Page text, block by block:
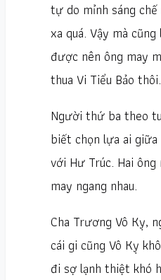
tự do mỉnh sáng
xa quá. Vậy mà
được nên ông may
thua Vi Tiểu Bảo thôi.
Người thứ ba theo
biết chọn lựa ai giữa
với Hư Trúc. Hai
may ngang nhau.
Cha Trương Vô Kỵ,
cái gi cũng Vô Kỵ
đi sợ lạnh thiệt khó